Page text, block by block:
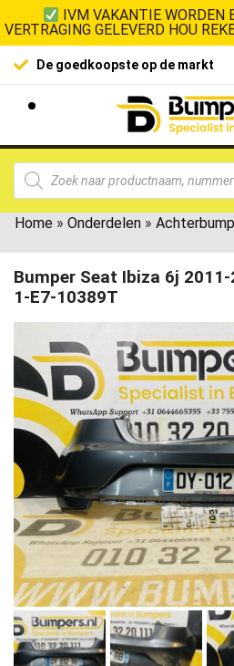
IVM VAKANTIE WORDEN
VERTRAGING GELEVERD HOU
De goedkoopste op de markt
Home » Onderdelen »
Bumper Seat Ibiza 6j
1-E7-10389T